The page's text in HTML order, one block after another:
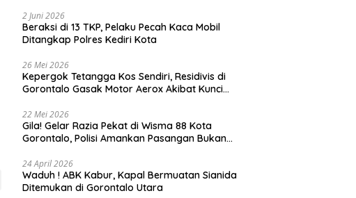
Bersejarah
2 Juni 2026
Beraksi di 13 TKP, Pelaku Pecah Kaca Mobil
Ditangkap Polres Kediri Kota
26 Mei 2026
Kepergok Tetangga Kos Sendiri, Residivis di
Gorontalo Gasak Motor Aerox Akibat Kunci
22 Mei 2026
Gila! Gelar Razia Pekat di Wisma 88 Kota
Gorontalo, Polisi Amankan Pasangan Bukan
24 April 2026
Waduh ! ABK Kabur, Kapal Bermuatan Sianida
Ditemukan di Gorontalo Utara